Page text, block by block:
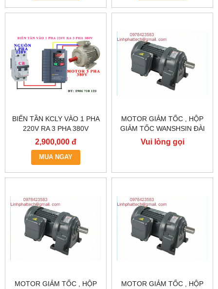
BIẾN TẦN KCLY VÀO 1 PHA
220V RA 3 PHA 380V
0.75KW, BIẾN TẦN KCLY
KOC600-R75GT3-B
2,900,000 đ
MUA NGAY
MOTOR GIẢM TỐC , HỘP
GIẢM TỐC WANSHSIN ĐÀI
LOAN GH40-2200-3S /
2.2KW 2200W 3HP
Vui lòng gọi
MOTOR GIẢM TỐC , HỘP
MOTOR GIẢM TỐC , HỘP